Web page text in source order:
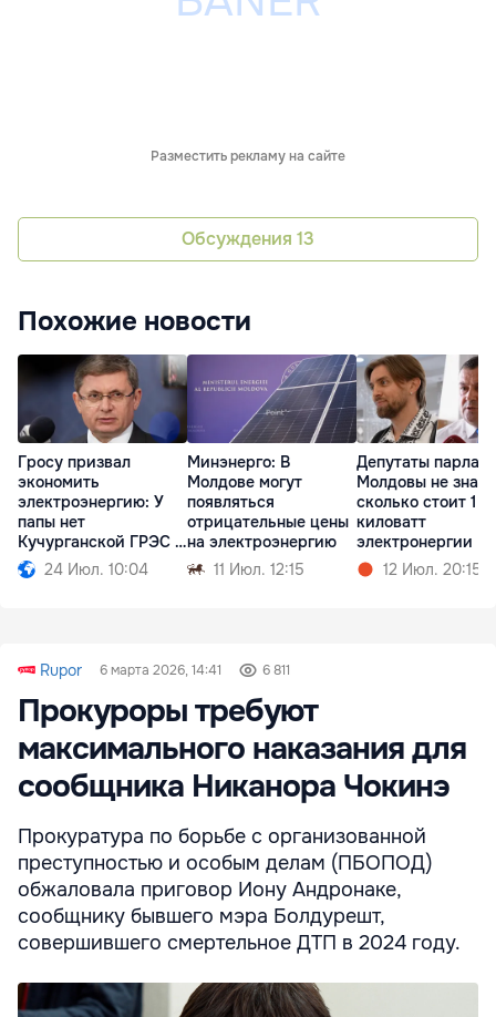
Разместить рекламу на сайте
Обсуждения 13
Похожие новости
Гросу призвал
экономить
электроэнергию: У
папы нет
Кучурганской ГРЭС в
огороде
24 Июл. 10:04
Минэнерго: В
Молдове могут
появляться
отрицательные цены
на электроэнергию
11 Июл. 12:15
Депутаты
Молдовы не
сколько стоит 1
киловатт
электронергии
12 Июл. 20:15
Rupor 6 марта 2026, 14:41 6 811
Прокуроры требуют
максимального наказания для
сообщника Никанора Чокинэ
Прокуратура по борьбе с организованной
преступностью и особым делам (ПБОПОД)
обжаловала приговор Иону Андронаке,
сообщнику бывшего мэра Болдурешт,
совершившего смертельное ДТП в 2024 году.